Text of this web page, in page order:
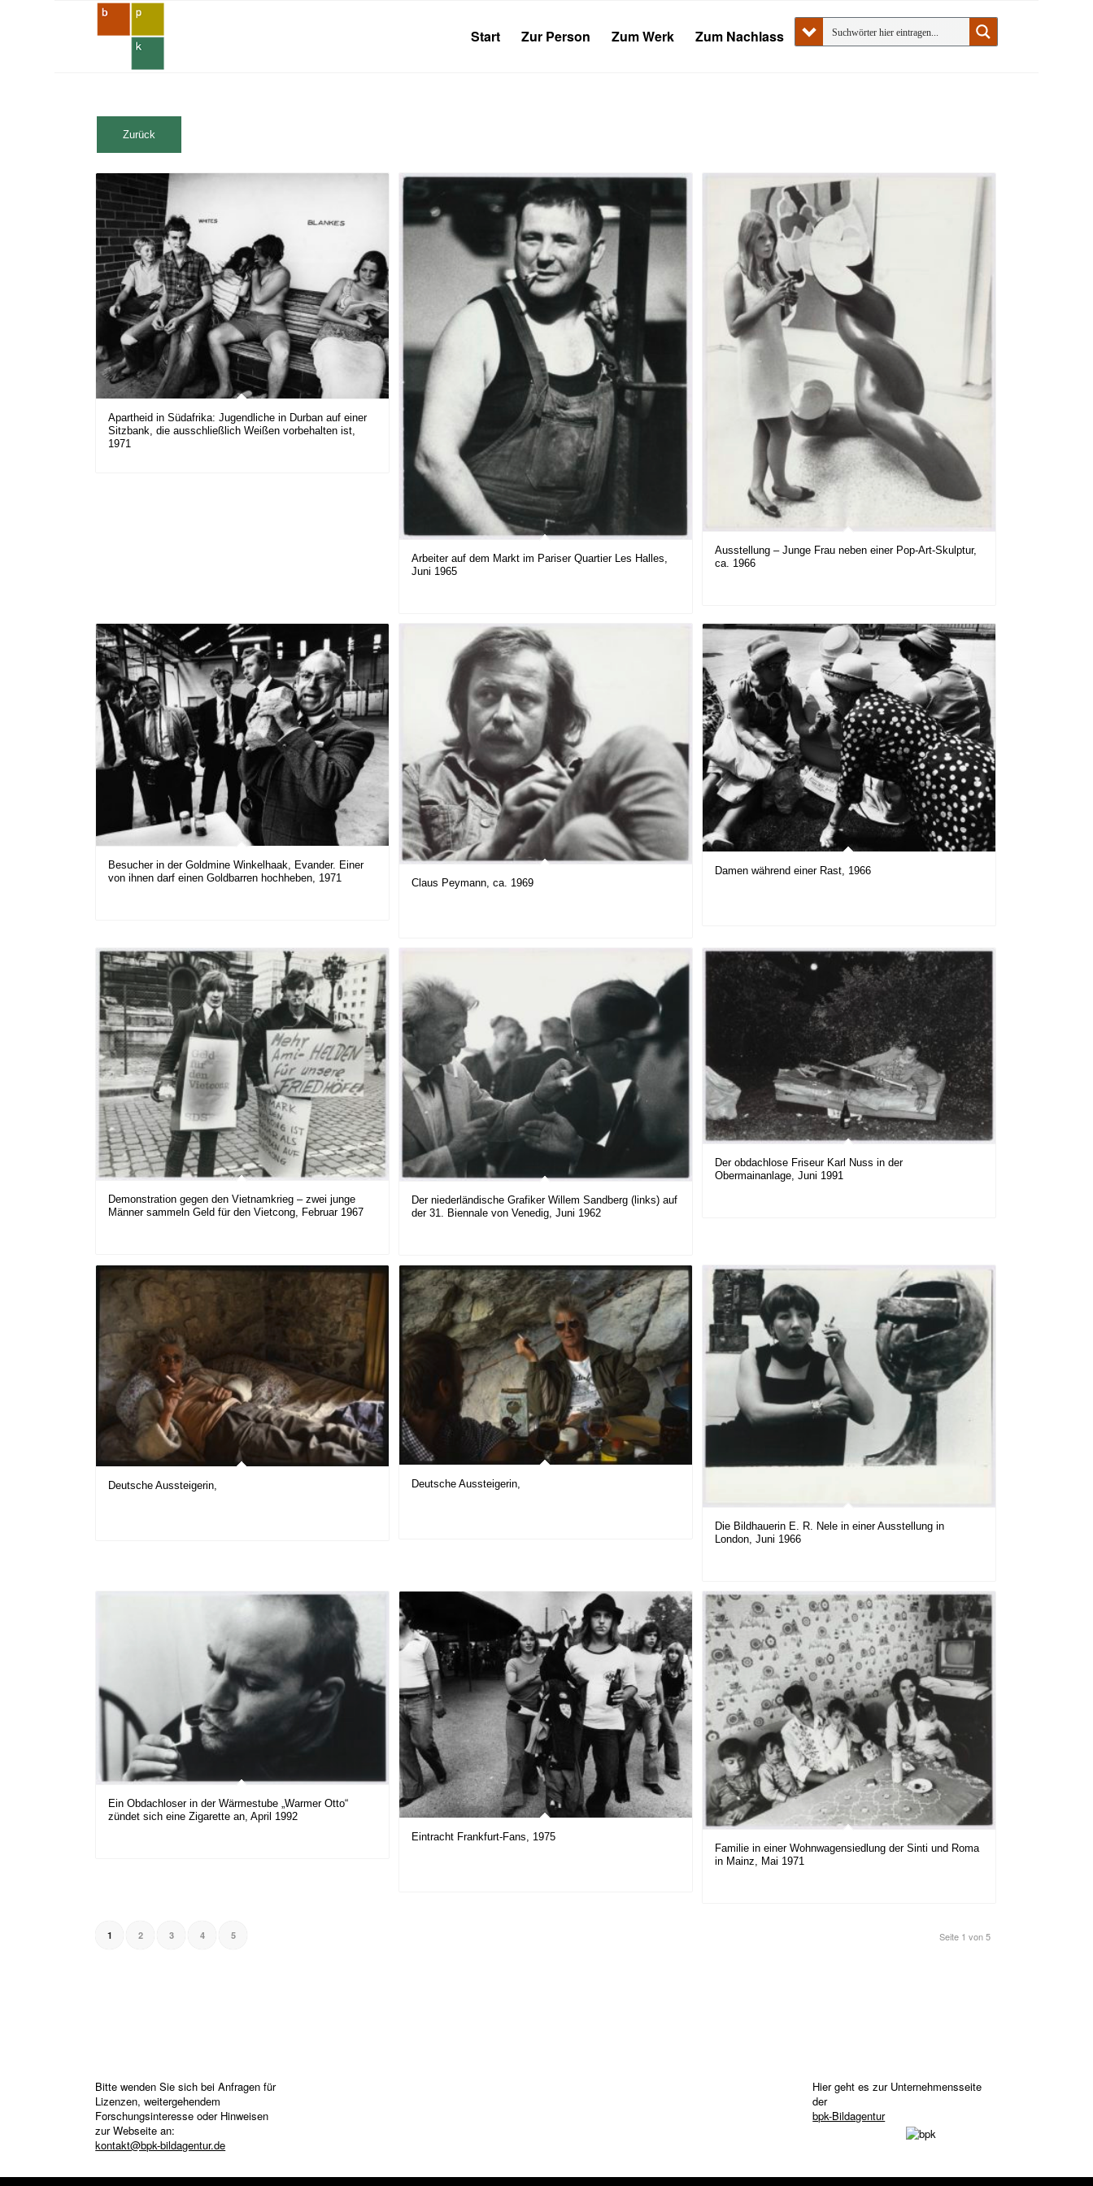
Start Zur Person Zum Werk Zum Nachlass
Apartheid in Südafrika: Jugendliche in Durban auf einer
Sitzbank, die ausschließlich Weißen vorbehalten ist,
1971
Arbeiter auf dem Markt im Pariser Quartier Les Halles,
Juni 1965
Ausstellung – Junge Frau neben einer Pop-Art-Skulptur,
ca. 1966
Besucher in der Goldmine Winkelhaak, Evander. Einer
von ihnen darf einen Goldbarren hochheben, 1971
Claus Peymann, ca. 1969
Damen während einer Rast, 1966
Demonstration gegen den Vietnamkrieg – zwei junge
Männer sammeln Geld für den Vietcong, Februar 1967
Der niederländische Grafiker Willem Sandberg (links) auf
der 31. Biennale von Venedig, Juni 1962
Der obdachlose Friseur Karl Nuss in der
Obermainanlage, Juni 1991
Deutsche Aussteigerin, Deutsche Aussteigerin,
Die Bildhauerin E. R. Nele in einer Ausstellung in
London, Juni 1966
Ein Obdachloser in der Wärmestube „Warmer Otto“
zündet sich eine Zigarette an, April 1992
Eintracht Frankfurt-Fans, 1975
Familie in einer Wohnwagensiedlung der Sinti und Roma
in Mainz, Mai 1971
Seite 1 von 5
1 2 3 4 5
Bitte wenden Sie sich bei Anfragen für
Lizenzen, weitergehendem
Forschungsinteresse oder Hinweisen
zur Webseite an:
kontakt@bpk-bildagentur.de
Hier geht es zur Unternehmensseite
der
bpk-Bildagentur